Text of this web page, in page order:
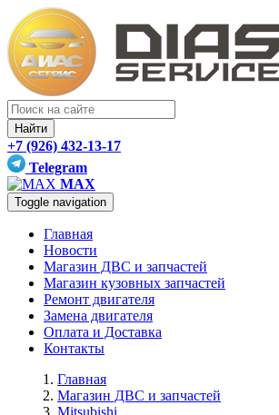
Найти
+7 (926) 432-13-17
Telegram
MAX
Toggle navigation
Главная
Новости
Магазин ДВС и запчастей
Магазин кузовных запчастей
Ремонт двигателя
Замена двигателя
Оплата и Доставка
Контакты
Главная
Магазин ДВС и запчастей
Mitsubishi